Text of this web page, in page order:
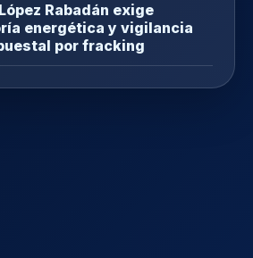
Rabadán exige
energética y vigilancia
por fracking